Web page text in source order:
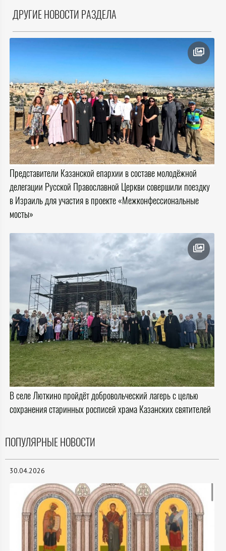
ДРУГИЕ НОВОСТИ РАЗДЕЛА
Представители Казанской епархии в составе молодёжной
делегации Русской Православной Церкви совершили поездку
в Израиль для участия в проекте «Межконфессиональные
мосты»
В селе Люткино пройдёт добровольческий лагерь с целью
сохранения старинных росписей храма Казанских святителей
ПОПУЛЯРНЫЕ НОВОСТИ
30.04.2026